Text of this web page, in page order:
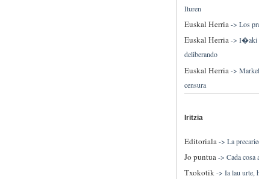
Ituren
Euskal Herria-> Los
Euskal Herria-> I�aki
deliberando
Euskal Herria->
censura
Iritzia
Editoriala-> La
Jo puntua-> Cada cosa
Txokotik-> Ia lau urte,